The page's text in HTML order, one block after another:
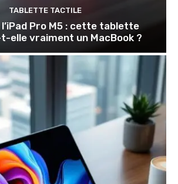
TABLETTE TACTILE
Pro M5 : cette tablette
elle vraiment un MacBook ?